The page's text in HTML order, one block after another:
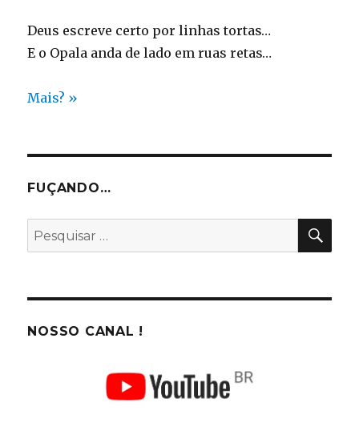
Deus escreve certo por linhas tortas…
E o Opala anda de lado em ruas retas…
Mais? »
FUÇANDO…
Pesquisar
por:
NOSSO CANAL !